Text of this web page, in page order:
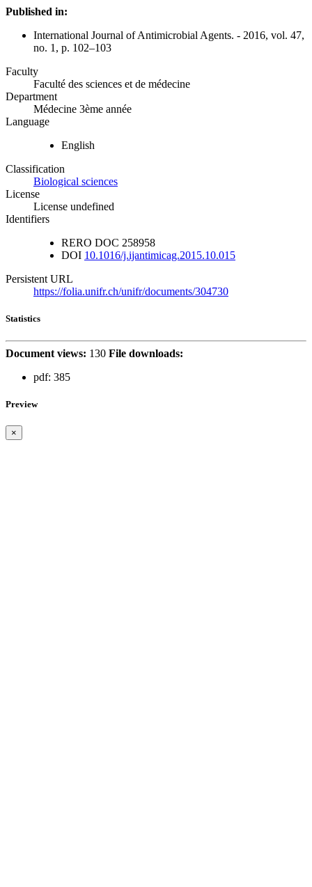
Published in:
International Journal of Antimicrobial Agents. - 2016, vol. 47,
no. 1, p. 102–103
Faculty
Faculté des sciences et de médecine
Department
Médecine 3ème année
Language
English
Classification
Biological sciences
License
License undefined
Identifiers
RERO DOC 258958
DOI 10.1016/j.ijantimicag.2015.10.015
Persistent URL
https://folia.unifr.ch/unifr/documents/304730
Statistics
Document views: 130 File downloads:
pdf: 385
Preview
×